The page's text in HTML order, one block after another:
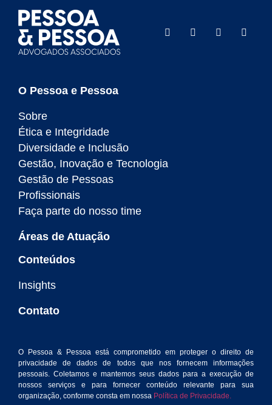
O Pessoa e Pessoa
Sobre
Ética e Integridade
Diversidade e Inclusão
Gestão, Inovação e Tecnologia
Gestão de Pessoas
Profissionais
Faça parte do nosso time
Áreas de Atuação
Conteúdos
Insights
Contato
O Pessoa & Pessoa está comprometido em proteger o direito de
privacidade de dados de todos que nos fornecem informações
pessoais. Coletamos e mantemos seus dados para a execução de
nossos serviços e para fornecer conteúdo relevante para sua
organização, conforme consta em nossa Política de Privacidade.